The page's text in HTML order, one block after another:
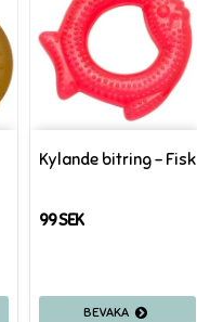
Kylande bitring - Fisk
99 SEK